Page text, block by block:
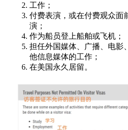
工作；
付费表演，或在付费观众面
演；
作为船员登上船舶或飞机；
担任外国媒体、广播、电影
他信息媒体的工作；
在美国永久居留。